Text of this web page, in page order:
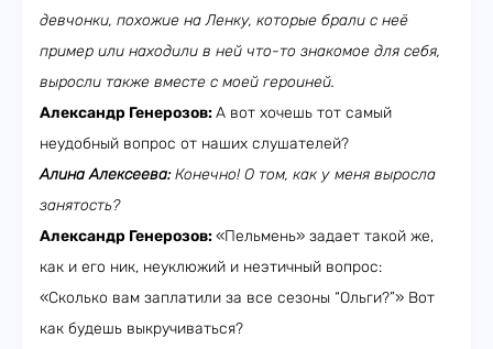
девчонки, похожие на Ленку, которые брали с неё
пример или находили в ней что-то знакомое для себя,
выросли также вместе с моей героиней.
Александр Генерозов:А вот хочешь тот самый
неудобный вопрос от наших слушателей?
Алина Алексеева:Конечно! О том, как у меня выросла
занятость?
Александр Генерозов:«Пельмень» задает такой же,
как и его ник, неуклюжий и неэтичный вопрос:
«Сколько вам заплатили за все сезоны “Ольги?”» Вот
как будешь выкручиваться?